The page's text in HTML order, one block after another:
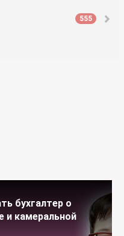
555
бухгалтер о
и камеральной